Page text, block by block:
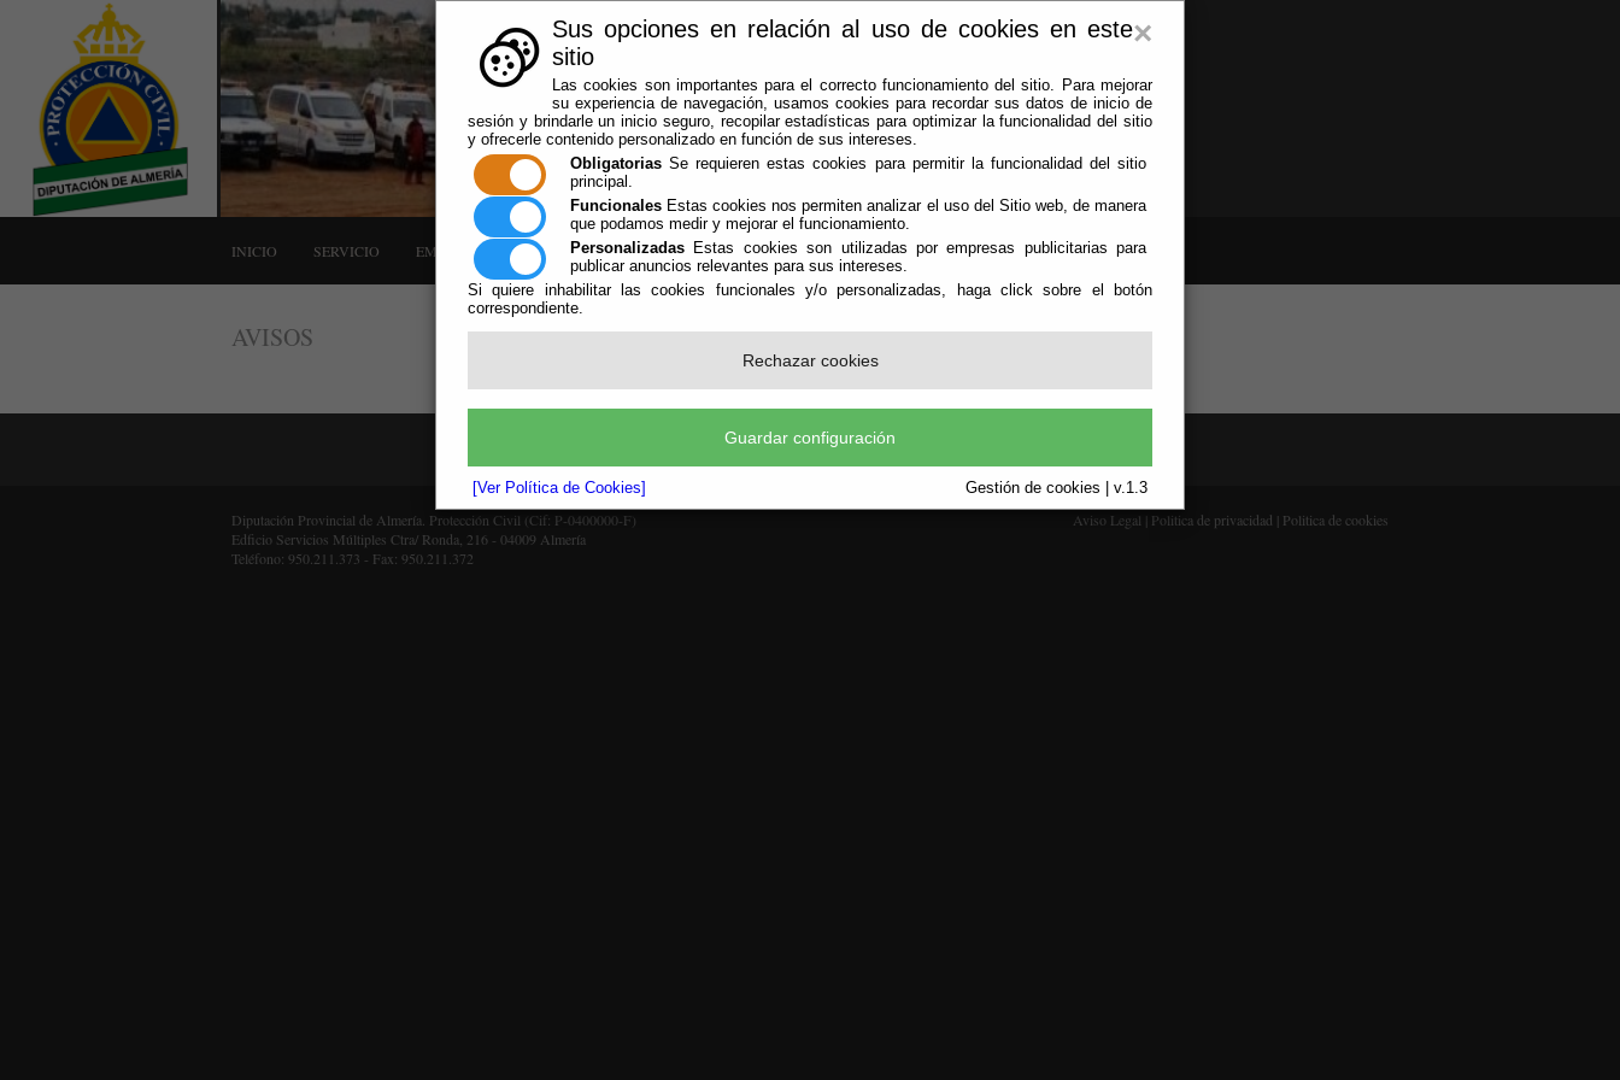
×
Sus opciones en relación al uso de cookies en este
sitio
Las cookies son importantes para el correcto funcionamiento del sitio. Para mejorar
su experiencia de navegación, usamos cookies para recordar sus datos de inicio de
sesión y brindarle un inicio seguro, recopilar estadísticas para optimizar la funcionalidad del sitio
y ofrecerle contenido personalizado en función de sus intereses.
Obligatorias Se requieren estas cookies para permitir la funcionalidad del sitio
principal.
Funcionales Estas cookies nos permiten analizar el uso del Sitio web, de manera
que podamos medir y mejorar el funcionamiento.
Personalizadas Estas cookies son utilizadas por empresas publicitarias para
publicar anuncios relevantes para sus intereses.
Si quiere inhabilitar las cookies funcionales y/o personalizadas, haga click sobre el botón
correspondiente.
Rechazar cookies
Guardar configuración
[Ver Política de Cookies] Gestión de cookies | v.1.3
INICIO SERVICIO EMERGENCIAS LA AGRUPACIÓN AVISOS OFICINA VIRTUAL CONTACTAR
AVISOS
Diputación Provincial de Almería. Protección Civil (Cif: P-0400000-F)
Edficio Servicios Múltiples Ctra/ Ronda, 216 - 04009 Almería
Teléfono: 950.211.373 - Fax: 950.211.372
Aviso Legal | Politica de privacidad | Politica de cookies